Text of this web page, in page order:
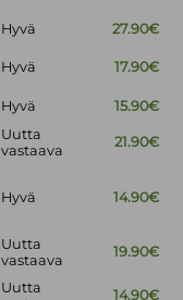
Hyvä
27.90€
Hyvä 17.90€
Hyvä 15.90€
Uutta
vastaava
21.90€
Hyvä 14.90€
Uutta
vastaava
19.90€
Uutta
14.90€